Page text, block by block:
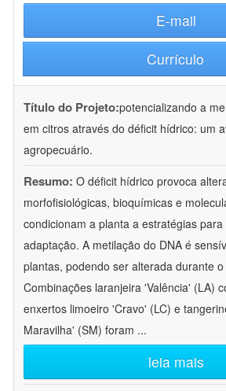
E-mail
Currículo
Título do Projeto:potencializando a
em citros através do déficit hídrico: um
agropecuário.
Resumo: O déficit hídrico provoca
morfofisiológicas, bioquímicas e
condicionam a planta a estratégias
adaptação. A metilação do DNA é
plantas, podendo ser alterada durante
Combinações laranjeira 'Valência' (LA)
enxertos limoeiro 'Cravo' (LC) e
Maravilha' (SM) foram ...
leia mais